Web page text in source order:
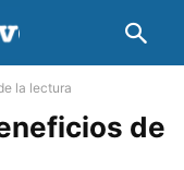
la lectura
de